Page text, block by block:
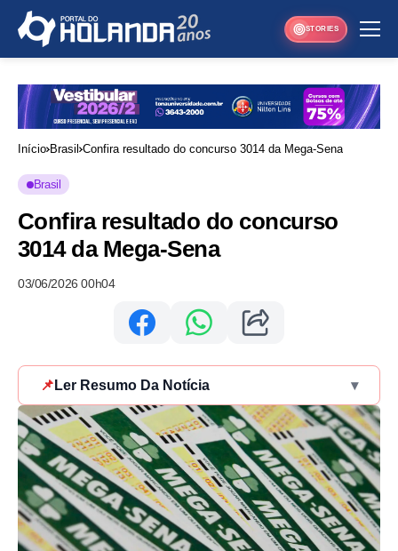
STORIES
Início Brasil Confira resultado do concurso 3014 da Mega-Sena
Brasil
Confira resultado do concurso
3014 da Mega-Sena
03/06/2026 00h04
📌 Ler Resumo Da Notícia ▾